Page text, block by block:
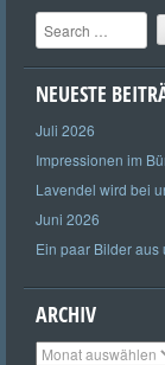
Search
NEUESTE
Juli 2026
Impressionen im
Lavendel wird bei
Juni 2026
Ein paar Bilder aus
ARCHIV
Archiv